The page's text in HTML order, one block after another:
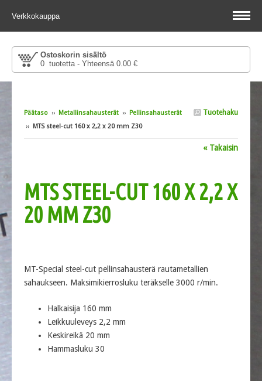
Verkkokauppa
Ostoskorin sisältö
0 tuotetta - Yhteensä 0.00 €
Tuotehaku
Päätaso ›› Metallinsahausterät ›› Pellinsahausterät
›› MTS steel-cut 160 x 2,2 x 20 mm Z30
« Takaisin
MTS STEEL-CUT 160 X 2,2 X
20 MM Z30
MT-Special steel-cut pellinsahausterä rautametallien
sahaukseen. Maksimikierrosluku teräkselle 3000 r/min.
Halkaisija 160 mm
Leikkuuleveys 2,2 mm
Keskireikä 20 mm
Hammasluku 30